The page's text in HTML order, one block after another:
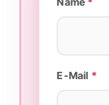
E-Mail *